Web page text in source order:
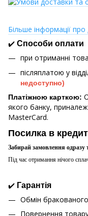
Більше інформації
✔️ Способи оплати
при отриманні
післяплатою у
недоступно)
Платіжною карткою:
якого банку,
MasterCard.
Посилка в
Забирай замовлення
Під час отримання нічого
✔️ Гарантія
Обмін
Повернення